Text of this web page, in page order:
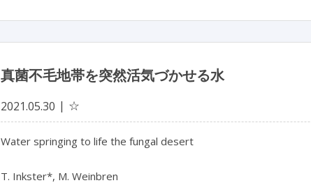
真菌不毛地帯を突然活気づかせる水
2021.05.30 ☆
Water springing to life the fungal desert
T. Inkster*, M. Weinbren